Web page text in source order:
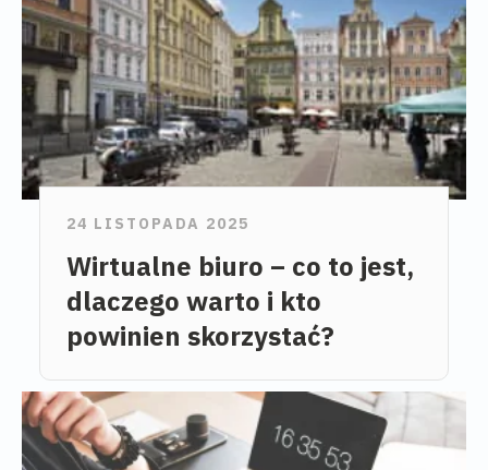
24 LISTOPADA 2025
Wirtualne biuro – co to jest,
dlaczego warto i kto
powinien skorzystać?